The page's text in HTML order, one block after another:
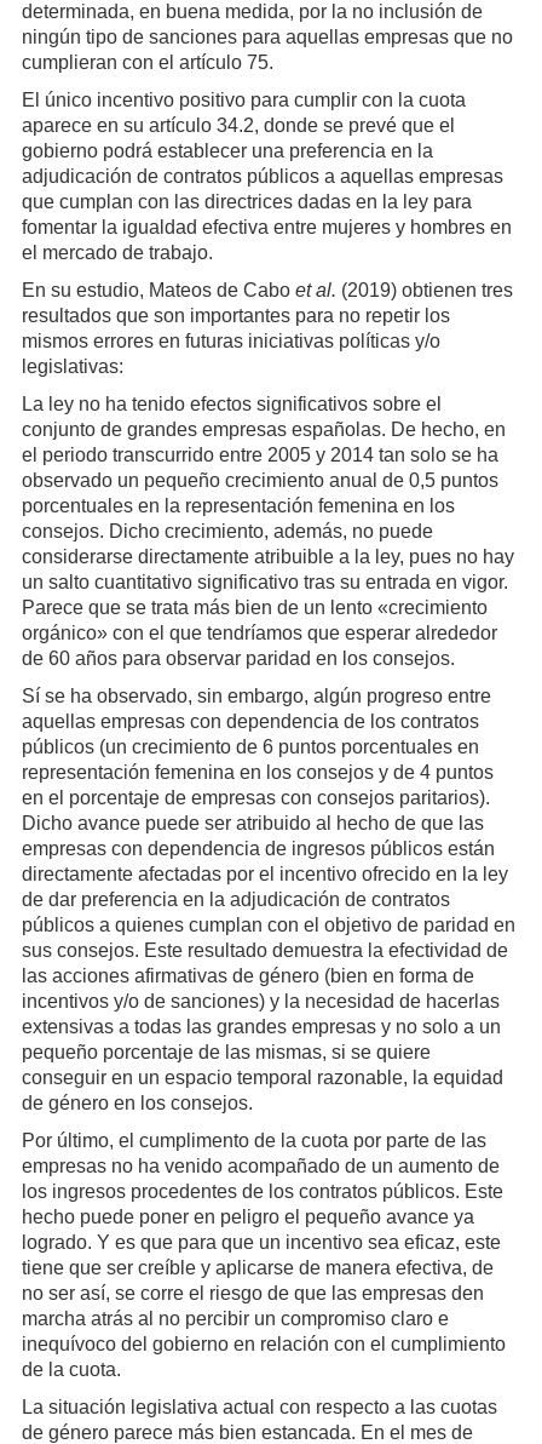
determinada, en buena medida, por la no inclusión de
ningún tipo de sanciones para aquellas empresas que no
cumplieran con el artículo 75.
El único incentivo positivo para cumplir con la cuota
aparece en su artículo 34.2, donde se prevé que el
gobierno podrá establecer una preferencia en la
adjudicación de contratos públicos a aquellas empresas
que cumplan con las directrices dadas en la ley para
fomentar la igualdad efectiva entre mujeres y hombres en
el mercado de trabajo.
En su estudio, Mateos de Cabo et al. (2019) obtienen tres
resultados que son importantes para no repetir los
mismos errores en futuras iniciativas políticas y/o
legislativas:
La ley no ha tenido efectos significativos sobre el
conjunto de grandes empresas españolas. De hecho, en
el periodo transcurrido entre 2005 y 2014 tan solo se ha
observado un pequeño crecimiento anual de 0,5 puntos
porcentuales en la representación femenina en los
consejos. Dicho crecimiento, además, no puede
considerarse directamente atribuible a la ley, pues no hay
un salto cuantitativo significativo tras su entrada en vigor.
Parece que se trata más bien de un lento «crecimiento
orgánico» con el que tendríamos que esperar alrededor
de 60 años para observar paridad en los consejos.
Sí se ha observado, sin embargo, algún progreso entre
aquellas empresas con dependencia de los contratos
públicos (un crecimiento de 6 puntos porcentuales en
representación femenina en los consejos y de 4 puntos
en el porcentaje de empresas con consejos paritarios).
Dicho avance puede ser atribuido al hecho de que las
empresas con dependencia de ingresos públicos están
directamente afectadas por el incentivo ofrecido en la ley
de dar preferencia en la adjudicación de contratos
públicos a quienes cumplan con el objetivo de paridad en
sus consejos. Este resultado demuestra la efectividad de
las acciones afirmativas de género (bien en forma de
incentivos y/o de sanciones) y la necesidad de hacerlas
extensivas a todas las grandes empresas y no solo a un
pequeño porcentaje de las mismas, si se quiere
conseguir en un espacio temporal razonable, la equidad
de género en los consejos.
Por último, el cumplimento de la cuota por parte de las
empresas no ha venido acompañado de un aumento de
los ingresos procedentes de los contratos públicos. Este
hecho puede poner en peligro el pequeño avance ya
logrado. Y es que para que un incentivo sea eficaz, este
tiene que ser creíble y aplicarse de manera efectiva, de
no ser así, se corre el riesgo de que las empresas den
marcha atrás al no percibir un compromiso claro e
inequívoco del gobierno en relación con el cumplimiento
de la cuota.
La situación legislativa actual con respecto a las cuotas
de género parece más bien estancada. En el mes de